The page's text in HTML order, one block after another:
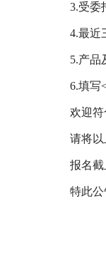
3.受委
4.最近
5.产品
6.填写
欢迎
请将以
报名截
特此公